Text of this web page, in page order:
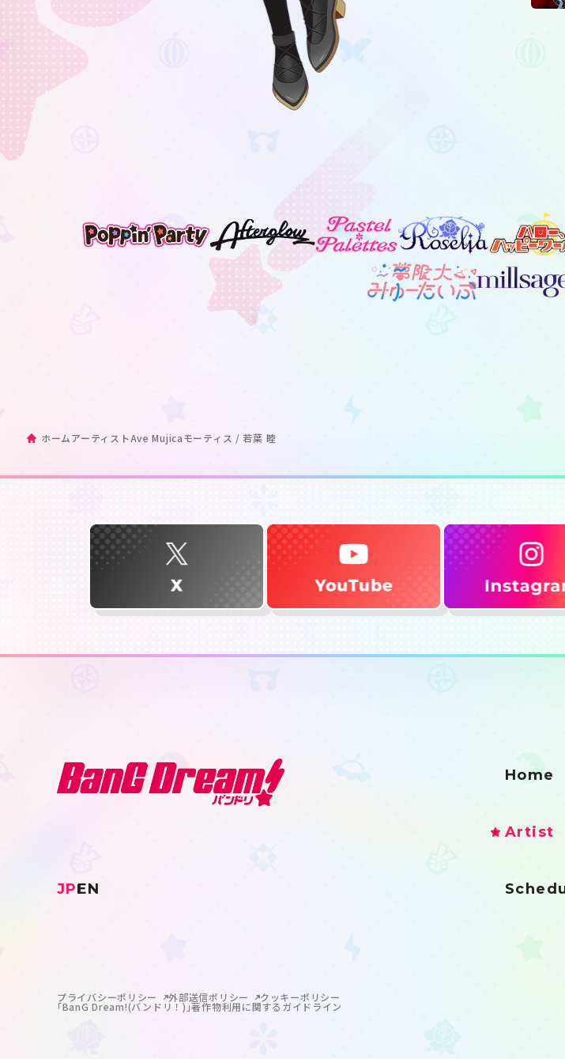
ホームアーティストAve Mujicaモーティス / 若葉 睦
Home
Artist
JPEN
プライバシーポリシー 外部送信ポリシー クッキーポリシー
｢BanG Dream!(バンドリ！)｣著作物利用に関するガイドライン